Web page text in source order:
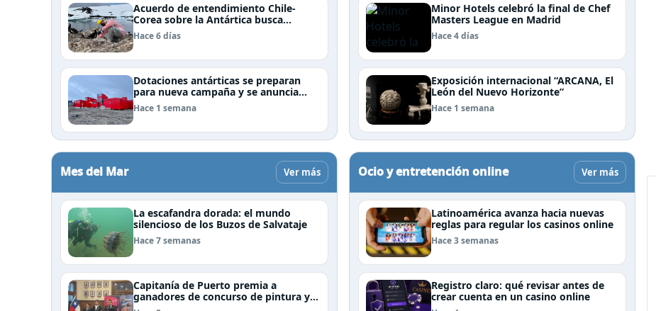
Acuerdo de entendimiento Chile-
Corea sobre la Antártica busca
impulsar la investigación científica
Hace 6 días
Dotaciones antárticas se preparan
para nueva campaña y se anuncia
visita de Pdte Kast y su gabinete al
continente blanco
Hace 1 semana
Minor Hotels celebró la final de Chef
Masters League en Madrid
Hace 4 días
Exposición internacional “ARCANA, El
León del Nuevo Horizonte”
Hace 1 semana
Mes del Mar Ver más
La escafandra dorada: el mundo
silencioso de los Buzos de Salvataje
Hace 7 semanas
Capitanía de Puerto premia a
ganadores de concurso de pintura y
cierra el Mes del Mar en Puerto
Ocio y entretención online Ver más
Latinoamérica avanza hacia nuevas
reglas para regular los casinos online
Hace 3 semanas
Registro claro: qué revisar antes de
crear cuenta en un casino online